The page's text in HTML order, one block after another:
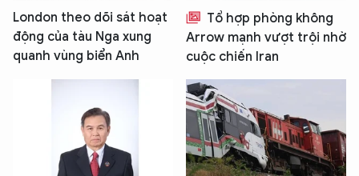
London theo dõi sát hoạt
động của tàu Nga xung
quanh vùng biển Anh
Tổ hợp phòng không
Arrow mạnh vượt trội nhờ
cuộc chiến Iran